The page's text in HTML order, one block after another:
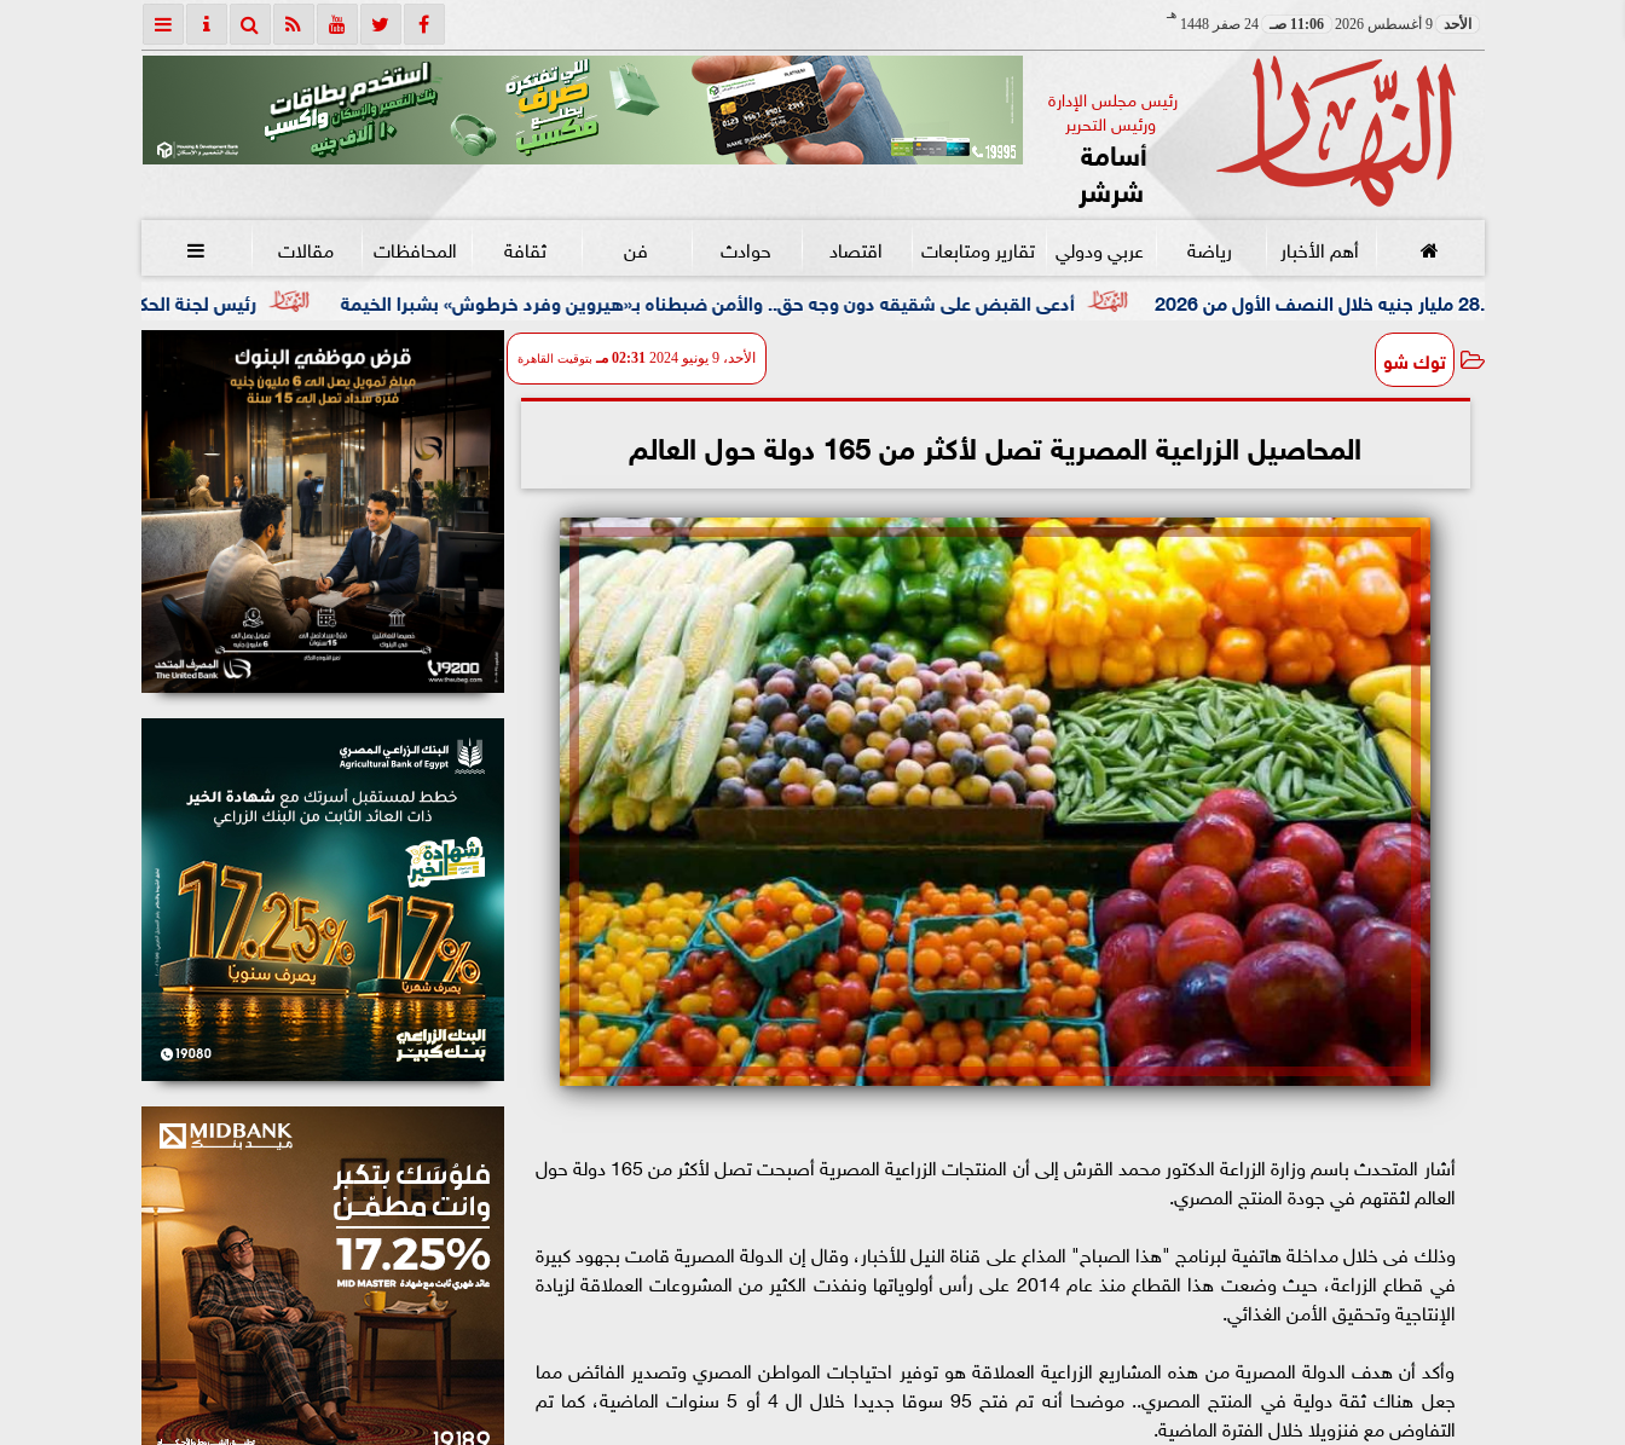
الأحد 9 أغسطس 2026 11:06 صـ 24 صفر 1448
هـ
رئيس مجلس الإدارة
ورئيس التحرير
أسامة
شرشر
أهم الأخبار رياضة عربي ودولي تقارير ومتابعات اقتصاد حوادث فن ثقافة المحافظات مقالات 
رئيس لجنة الحكام : الفراعنة الدولية لجمباز أدعى القبض على شقيقه دون وجه حق.. والأمن ضبطناه بـ«هيروين وفرد خرطوش» بشبرا الخيمة
توك شو الأحد، 9 يونيو 2024 02:31 مـ بتوقيت القاهرة
المحاصيل الزراعية المصرية تصل لأكثر من 165 دولة حول العالم
أشار المتحدث باسم وزارة الزراعة الدكتور محمد القرش إلى أن المنتجات الزراعية المصرية أصبحت تصل لأكثر من 165 دولة حول
العالم لثقتهم في جودة المنتج المصري.
وذلك فى خلال مداخلة هاتفية لبرنامج "هذا الصباح" المذاع على قناة النيل للأخبار، وقال إن الدولة المصرية قامت بجهود كبيرة
في قطاع الزراعة، حيث وضعت هذا القطاع منذ عام 2014 على رأس أولوياتها ونفذت الكثير من المشروعات العملاقة لزيادة
الإنتاجية وتحقيق الأمن الغذائي.
وأكد أن هدف الدولة المصرية من هذه المشاريع الزراعية العملاقة هو توفير احتياجات المواطن المصري وتصدير الفائض مما
جعل هناك ثقة دولية في المنتج المصري.. موضحا أنه تم فتح 95 سوقا جديدا خلال ال 4 أو 5 سنوات الماضية، كما تم
التفاوض مع فنزويلا خلال الفترة الماضية.